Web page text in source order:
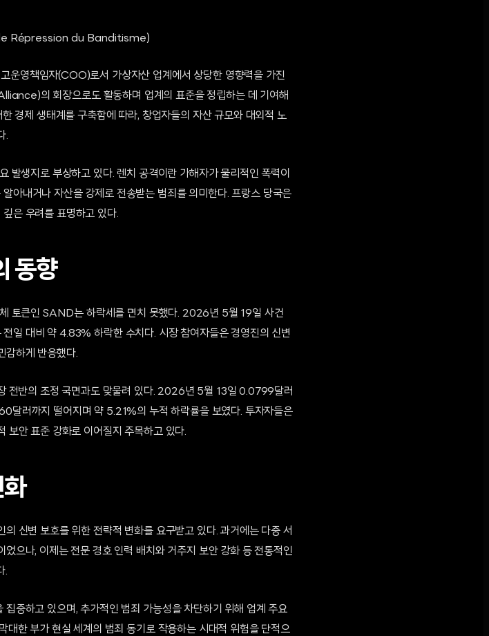
de Répression du Banditisme)
운영책임자(COO)로서 가상자산 업계에서 상당한 영향력을 가진
의 회장으로도 활동하며 업계의 표준을 정립하는 데 기여해
경제 생태계를 구축함에 따라, 창업자들의 자산 규모와 대외적 노
.
발생지로 부상하고 있다. 렌치 공격이란 가해자가 물리적인 폭력이
아내거나 자산을 강제로 전송받는 범죄를 의미한다. 프랑스 당국은
은 우려를 표명하고 있다.
동향
토큰인 SAND는 하락세를 면치 못했다. 2026년 5월 19일 사건
일 대비 약 4.83% 하락한 수치다. 시장 참여자들은 경영진의 신변
감하게 반응했다.
전반의 조정 국면과도 맞물려 있다. 2026년 5월 13일 0.0799달러
러까지 떨어지며 약 5.21%의 누적 하락률을 보였다. 투자자들은
보안 표준 강화로 이어질지 주목하고 있다.
신변 보호를 위한 전략적 변화를 요구받고 있다. 과거에는 다중 서
으나, 이제는 전문 경호 인력 배치와 거주지 보안 강화 등 전통적인
.
중하고 있으며, 추가적인 범죄 가능성을 차단하기 위해 업계 주요
대한 부가 현실 세계의 범죄 동기로 작용하는 시대적 위험을 단적으